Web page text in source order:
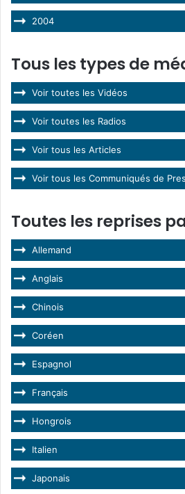
2004
Tous les types de
Voir toutes les Vidéos
Voir toutes les Radios
Voir tous les Articles
Voir tous les Communiqués de
Toutes les reprises
Allemand
Anglais
Chinois
Coréen
Espagnol
Français
Hongrois
Italien
Japonais